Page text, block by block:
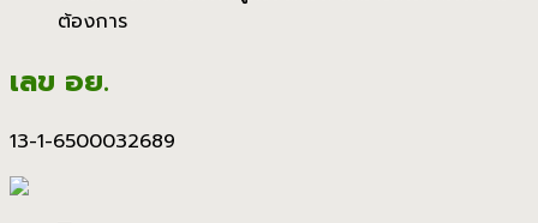
ต้องการ
เลข อย.
13-1-6500032689